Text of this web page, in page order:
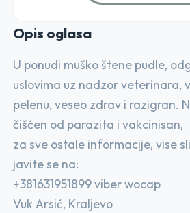
Opis oglasa
U ponudi muško štene pudle,
uslovima uz nadzor veterinara,
pelenu, veseo zdrav i razigran.
čišćen od parazita i vakcinisan,
za sve ostale informacije, vise
javite se na:
+381631951899 viber wocap
Vuk Arsić, Kraljevo